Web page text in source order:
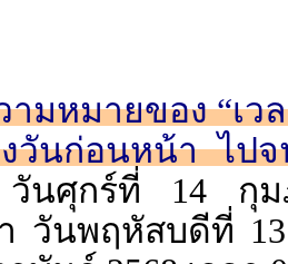
ามหมายของ “เว
วันก่อนหน้า ไป
นศุกร์ที่ 14 กุม
วันพฤหัสบดีที่